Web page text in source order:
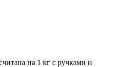
на 1 кг с ручками и